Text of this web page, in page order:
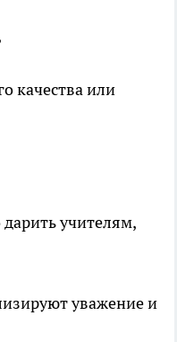
качества или
учителям,
уважение и